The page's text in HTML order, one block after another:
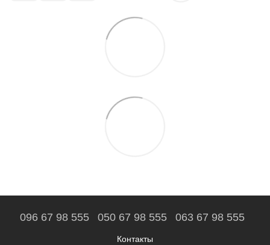
096 67 98 555 050 67 98 555 063 67 98 555
Контакты